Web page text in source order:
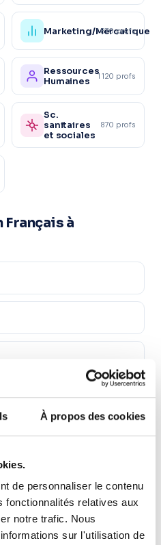
À propos des cookies
de personnaliser le contenu
fonctionnalités relatives aux
notre trafic. Nous
sur l'utilisation de
Marketing/Mercatique
1 870 profs
Ressources
Humaines
1 120 profs
Sc.
sanitaires
et sociales
870 profs
Français à